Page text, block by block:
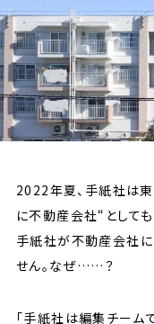
2022年夏、手紙社は
に不動産会社“として
手紙社が不動産会社に
せん。なぜ……？
「手紙社は編集チーム